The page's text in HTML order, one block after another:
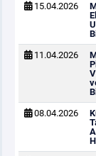
15.04.2026
11.04.2026
08.04.2026